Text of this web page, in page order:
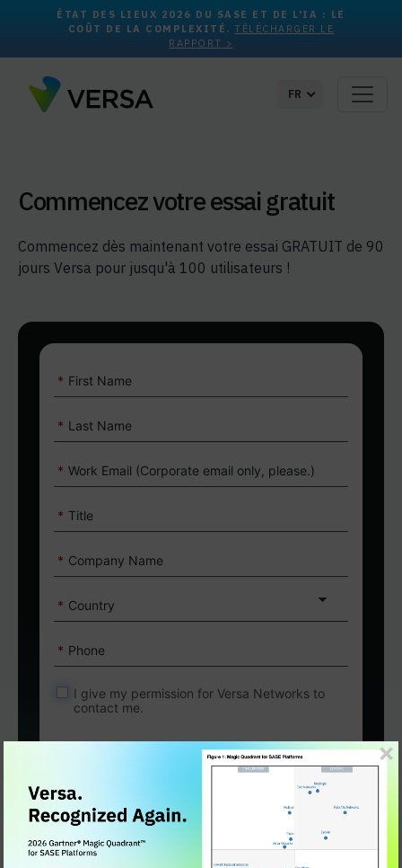
ÉTAT DES LIEUX 2026 DU SASE ET DE L'IA : LE
COÛT DE LA COMPLEXITÉ. TÉLÉCHARGER LE
RAPPORT >
FR
Commencez votre essai gratuit
Commencez dès maintenant votre essai GRATUIT de 90
jours Versa pour jusqu'à 100 utilisateurs !
* First Name
* Last Name
* Work Email (Corporate email only, please.)
* Title
* Company Name
* Country
* Phone
I give my permission for Versa Networks to
contact me.
This site is protected by reCAPTCHA.
REQUEST YOUR FREE TRIAL